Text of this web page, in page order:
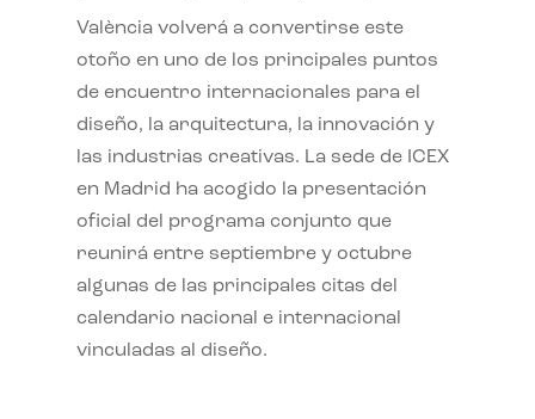
València volverá a convertirse este
otoño en uno de los principales puntos
de encuentro internacionales para el
diseño, la arquitectura, la innovación y
las industrias creativas. La sede de ICEX
en Madrid ha acogido la presentación
oficial del programa conjunto que
reunirá entre septiembre y octubre
algunas de las principales citas del
calendario nacional e internacional
vinculadas al diseño.